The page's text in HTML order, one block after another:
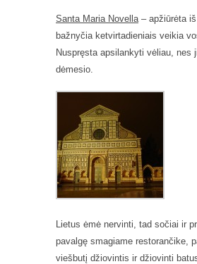
Santa Maria Novella – apžiūrėta
bažnyčia ketvirtadieniais veikia
Nuspręsta apsilankyti vėliau, nes
dėmesio.
Lietus ėmė nervinti, tad sočiai ir
pavalgę smagiame restorančike,
viešbutį džiovintis ir džiovinti